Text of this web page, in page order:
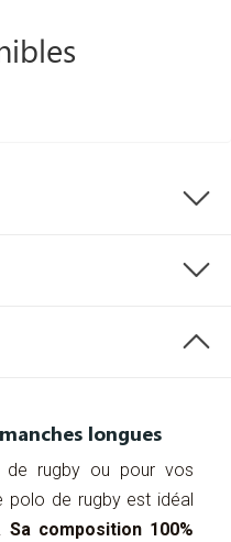
longues
de rugby ou pour vos
polo de rugby est idéal
Sa composition 100%